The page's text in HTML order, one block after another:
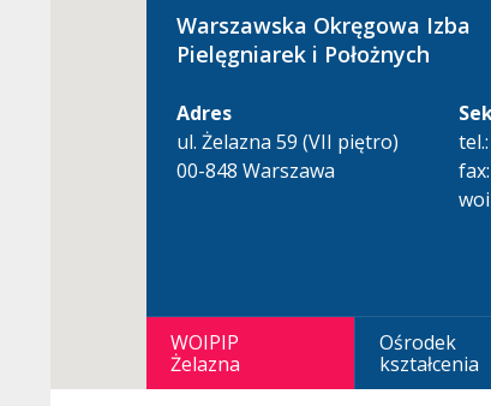
Warszawska Okręgowa Izba
Pielęgniarek i Położnych
Adres
ul. Żelazna 59 (VII piętro)
00-848 Warszawa
WOIPIP
Żelazna
Ośrodek
kształcenia